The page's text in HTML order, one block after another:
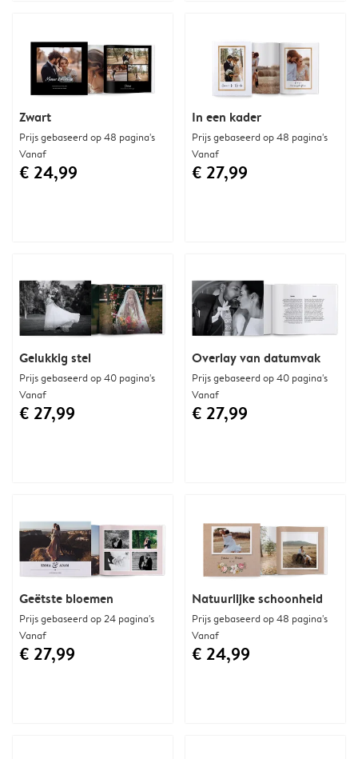
Gelukkig stel
Prijs gebaseerd op 40 pagina's
Vanaf
€ 27,99
Geëtste bloemen
Prijs gebaseerd op 24 pagina's
Vanaf
€ 27,99
Zwart
Prijs gebaseerd op 48 pagina's
Vanaf
€ 24,99
In een kader
Prijs gebaseerd op 48 pagina's
Vanaf
€ 27,99
Natuurlijke schoonheid
Prijs gebaseerd op 48 pagina's
Vanaf
€ 24,99
Overlay van datumvak
Prijs gebaseerd op 40 pagina's
Vanaf
€ 27,99